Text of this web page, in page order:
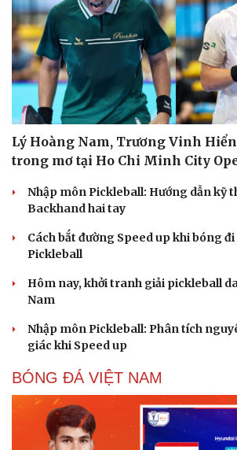
Lý Hoàng Nam, Trương Vinh
trong mơ tại Ho Chi Minh City
Nhập môn Pickleball: Hướng dẫn kỹ
Backhand hai tay
Cách bắt đường Speed up khi bóng
Pickleball
Hôm nay, khởi tranh giải pickleball
Nam
Nhập môn Pickleball: Phân tích
giác khi Speed up
BÓNG ĐÁ VIỆT NAM